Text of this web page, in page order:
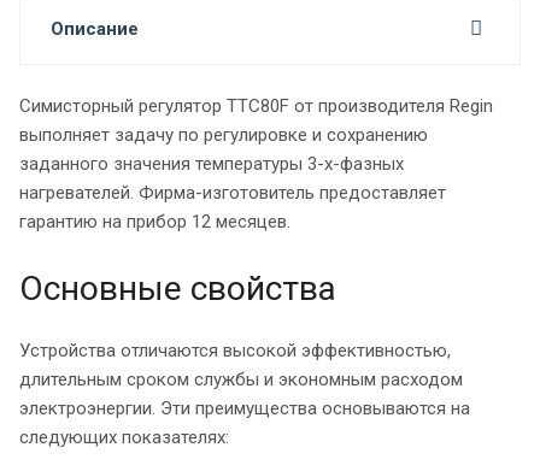
Описание
Симисторный регулятор TTC80F от производителя Regin
выполняет задачу по регулировке и сохранению
заданного значения температуры 3-х-фазных
нагревателей. Фирма-изготовитель предоставляет
гарантию на прибор 12 месяцев.
Основные свойства
Устройства отличаются высокой эффективностью,
длительным сроком службы и экономным расходом
электроэнергии. Эти преимущества основываются на
следующих показателях: